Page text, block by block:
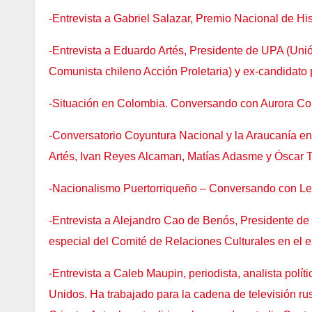
-Entrevista a Gabriel Salazar, Premio Nacional de
-Entrevista a Eduardo Artés, Presidente de UPA
Comunista chileno Acción Proletaria) y ex-candidato
-Situación en Colombia. Conversando con Aurora
-Conversatorio Coyuntura Nacional y la Araucanía
Artés, Ivan Reyes Alcaman, Matías Adasme y Óscar
-Nacionalismo Puertorriqueño – Conversando con
-Entrevista a Alejandro Cao de Benós, Presidente
especial del Comité de Relaciones Culturales en el
-Entrevista a Caleb Maupin, periodista, analista
Unidos. Ha trabajado para la cadena de televisión